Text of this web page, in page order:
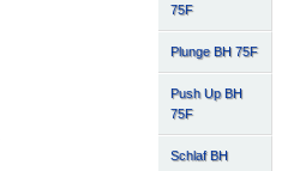
75F
Plunge BH 75F
Push Up BH
75F
Schlaf BH